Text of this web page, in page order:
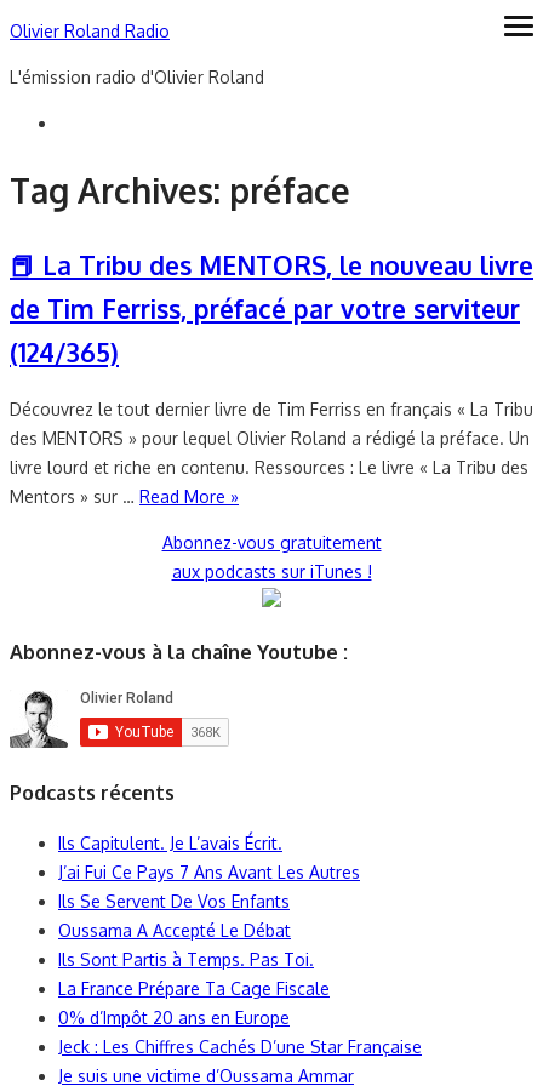
Skip
content
Olivier Roland Radio
L'émission radio d'Olivier Roland
Tag Archives: préface
📕 La Tribu des MENTORS, le nouveau livre
de Tim Ferriss, préfacé par votre serviteur
(124/365)
Découvrez le tout dernier livre de Tim Ferriss en français « La Tribu
des MENTORS » pour lequel Olivier Roland a rédigé la préface. Un
livre lourd et riche en contenu. Ressources : Le livre « La Tribu des
Mentors » sur … Read More »
Abonnez-vous gratuitement
aux podcasts sur iTunes !
Abonnez-vous à la chaîne Youtube :
Podcasts récents
Ils Capitulent. Je L’avais Écrit.
J’ai Fui Ce Pays 7 Ans Avant Les Autres
Ils Se Servent De Vos Enfants
Oussama A Accepté Le Débat
Ils Sont Partis à Temps. Pas Toi.
La France Prépare Ta Cage Fiscale
0% d’Impôt 20 ans en Europe
Jeck : Les Chiffres Cachés D’une Star Française
Je suis une victime d’Oussama Ammar